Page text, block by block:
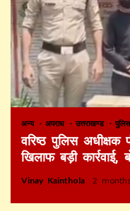
अन्य अपराध उत्तराखण्ड पुलिस
वरिष्ठ पुलिस अधीक्षक
खिलाफ बड़ी
Vinay Kainthola 2